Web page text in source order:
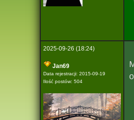
2025-09-26 (18:24)
Jan69
Data rejestracji: 2015-09-19
Ilość postów: 504